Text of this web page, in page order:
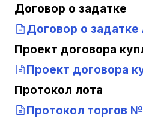
Договор о задатке
Договор о задатке
Проект договора
Проект договора
Протокол лота
Протокол торгов